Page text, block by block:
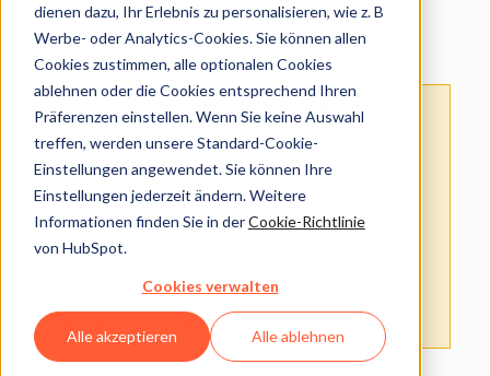
dienen dazu, Ihr Erlebnis zu personalisieren, wie z. B
Werbe- oder Analytics-Cookies. Sie können allen
Cookies zustimmen, alle optionalen Cookies
ablehnen oder die Cookies entsprechend Ihren
Präferenzen einstellen. Wenn Sie keine Auswahl
treffen, werden unsere Standard-Cookie-
Einstellungen angewendet. Sie können Ihre
Einstellungen jederzeit ändern. Weitere
Informationen finden Sie in derCookie-Richtlinie
von HubSpot.
Cookies verwalten
Alle akzeptieren Alle ablehnen
Integrationen
: Dieser Artikel wird aus Kulanz zur
Verfügung gestellt.Er wurde automatisch
mit einer Software übersetzt und unter
Umständen nicht korrekturgelesen. Die
englischsprachige Fassung gilt als offizielle
Version und Sie können dort die aktuellsten
Informationen finden.Hier können Sie
darauf zugreifen.